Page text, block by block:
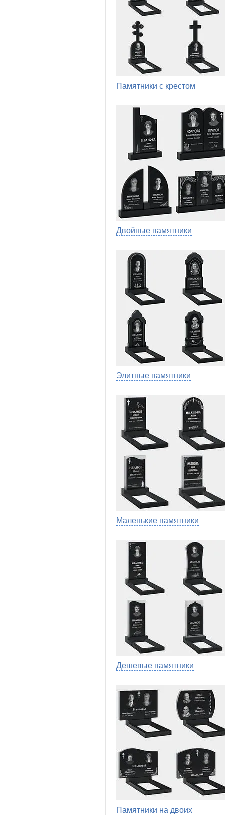
Памятники с крестом
Двойные памятники
Элитные памятники
Маленькие памятники
Дешевые памятники
Памятники на двоих